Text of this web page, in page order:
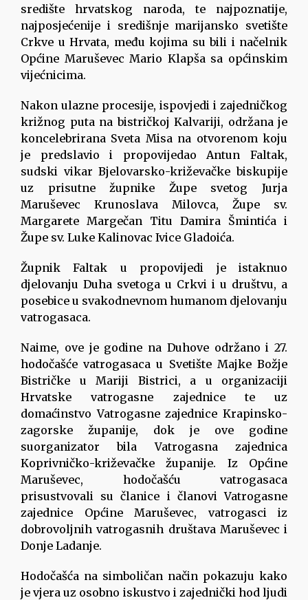
središte hrvatskog naroda, te najpoznatije,
najposjećenije i središnje marijansko svetište
Crkve u Hrvata, među kojima su bili i načelnik
Općine Maruševec Mario Klapša sa općinskim
vijećnicima.
Nakon ulazne procesije, ispovjedi i zajedničkog
križnog puta na bistričkoj Kalvariji, održana je
koncelebrirana Sveta Misa na otvorenom koju
je predslavio i propovijedao Antun Faltak,
sudski vikar Bjelovarsko-križevačke biskupije
uz prisutne župnike Župe svetog Jurja
Maruševec Krunoslava Milovca, Župe sv.
Margarete Margečan Titu Damira Šmintića i
Župe sv. Luke Kalinovac Ivice Gladoića.
Župnik Faltak u propovijedi je istaknuo
djelovanju Duha svetoga u Crkvi i u društvu, a
posebice u svakodnevnom humanom djelovanju
vatrogasaca.
Naime, ove je godine na Duhove održano i 27.
hodočašće vatrogasaca u Svetište Majke Božje
Bistričke u Mariji Bistrici, a u organizaciji
Hrvatske vatrogasne zajednice te uz
domaćinstvo Vatrogasne zajednice Krapinsko-
zagorske županije, dok je ove godine
suorganizator bila Vatrogasna zajednica
Koprivničko-križevačke županije. Iz Općine
Maruševec, hodočašću vatrogasaca
prisustvovali su članice i članovi Vatrogasne
zajednice Općine Maruševec, vatrogasci iz
dobrovoljnih vatrogasnih društava Maruševec i
Donje Ladanje.
Hodočašća na simboličan način pokazuju kako
je vjera uz osobno iskustvo i zajednički hod ljudi